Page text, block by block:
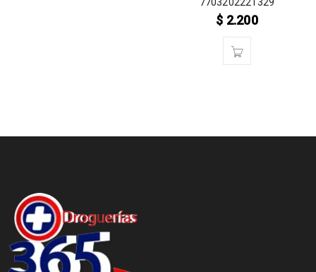
7703202221329
$ 2.200